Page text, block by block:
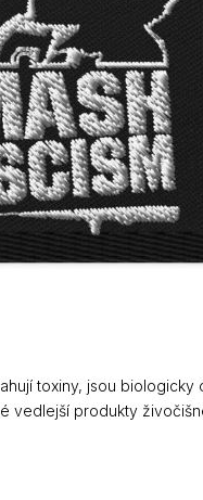
toxiny, jsou
vedlejší produkty